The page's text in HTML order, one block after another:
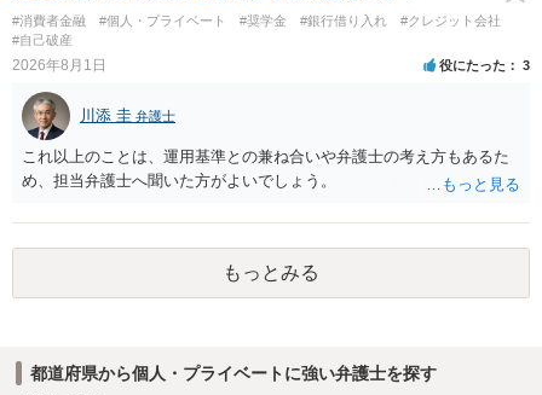
#消費者金融 #個人・プライベート #奨学金 #銀行借り入れ
#クレジット会社
#自己破産
2026年8月1日 役にたった 3
川添 圭 弁護士
これ以上のことは、運用基準との兼ね合いや弁護士の考え方もあるた
め、担当弁護士へ聞いた方がよいでしょう。
もっとみる
都道府県から個人・プライベートに強い弁護士を探す